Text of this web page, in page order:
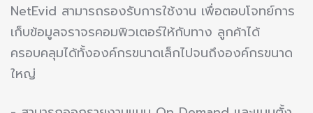
NetEvid สามารถรองรับการใช้งาน เพื่อตอบโจทย์การ
เก็บข้อมูลจราจรคอมพิวเตอร์ให้กับทาง ลูกค้าได้
ครอบคลุมได้ทั้งองค์กรขนาดเล็กไปจนถึงองค์กรขนาด
ใหญ่